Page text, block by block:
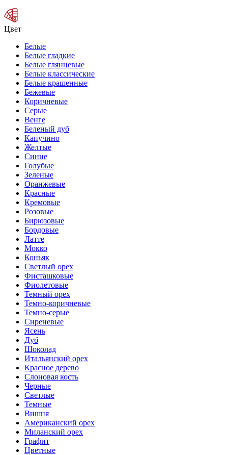
Цвет
Белые
Белые гладкие
Белые глянцевые
Белые классические
Белые крашенные
Бежевые
Коричневые
Серые
Венге
Беленый дуб
Капучино
Желтые
Синие
Голубые
Зеленые
Оранжевые
Красные
Кремовые
Розовые
Бирюзовые
Бордовые
Латте
Мокко
Коньяк
Светлый орех
Фисташковые
Фиолетовые
Темный орех
Темно-коричневые
Темно-серые
Сиреневые
Ясень
Дуб
Шоколад
Итальянский орех
Красное дерево
Слоновая кость
Черные
Светлые
Темные
Вишня
Американский орех
Миланский орех
Графит
Цветные